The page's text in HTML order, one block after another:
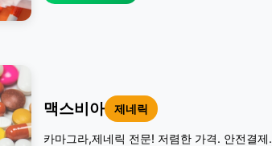
맥스비아 제네릭
카마그라,제네릭 전문! 저렴한 가격. 안전결제.